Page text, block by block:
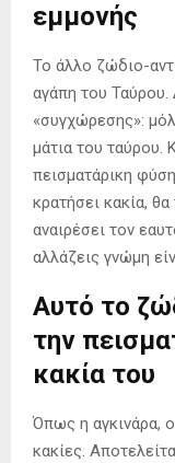
εμμονής
Το άλλο ζώδιο-
αγάπη του Ταύρου.
«συγχώρεσης»:
μάτια του ταύρου.
πεισματάρικη
κρατήσει κακία,
αναιρέσει τον
αλλάζεις γνώμη
Αυτό το
την
κακία του
Όπως η αγκινάρα,
κακίες.